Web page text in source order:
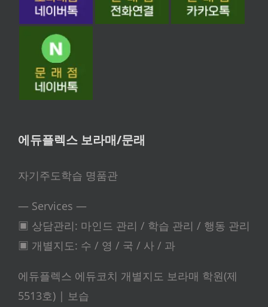
에듀플렉스 보라매/문래
자기주도학습 명품관
— Services —
▣ 상담관리: 마인드 관리 / 학습 관리 / 행동 관리
▣ 개별지도: 수 / 영 / 국 / 사 / 과
에듀플렉스 에듀코치 개별지도 보라매 학원(제
5513호) | 보습